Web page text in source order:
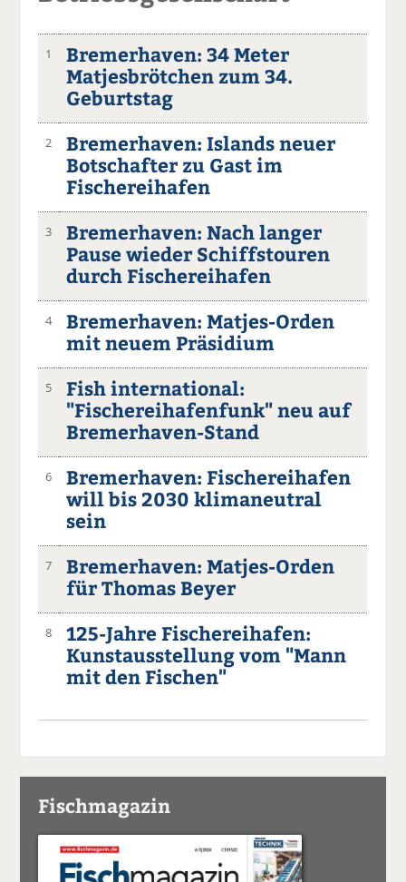
1
Bremerhaven: 34 Meter
Matjesbrötchen zum 34.
Geburtstag
2
Bremerhaven: Islands neuer
Botschafter zu Gast im
Fischereihafen
3
Bremerhaven: Nach langer
Pause wieder Schiffstouren
durch Fischereihafen
4
Bremerhaven: Matjes-Orden
mit neuem Präsidium
5
Fish international:
"Fischereihafenfunk" neu auf
Bremerhaven-Stand
6
Bremerhaven: Fischereihafen
will bis 2030 klimaneutral
sein
7
Bremerhaven: Matjes-Orden
für Thomas Beyer
8
125-Jahre Fischereihafen:
Kunstausstellung vom "Mann
mit den Fischen"
Fischmagazin